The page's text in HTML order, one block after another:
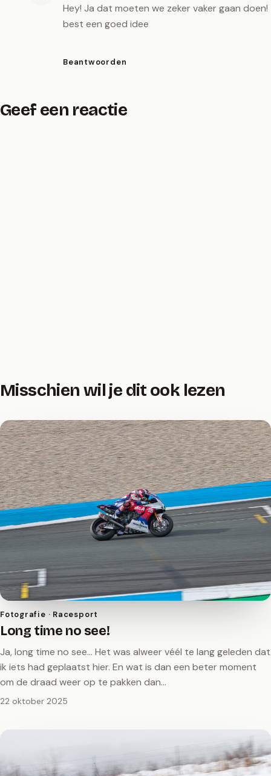
Hey! Ja dat moeten we zeker vaker gaan doen!
best een goed idee
Beantwoorden
Geef een reactie
Misschien wil je dit ook lezen
Fotografie · Racesport
Long time no see!
Ja, long time no see… Het was alweer véél te lang geleden dat
ik iets had geplaatst hier. En wat is dan een beter moment
om de draad weer op te pakken dan…
22 oktober 2025